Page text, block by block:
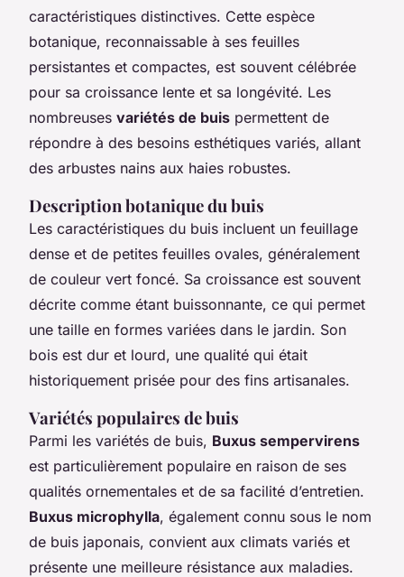
caractéristiques distinctives. Cette espèce
botanique, reconnaissable à ses feuilles
persistantes et compactes, est souvent célébrée
pour sa croissance lente et sa longévité. Les
nombreuses variétés de buis permettent de
répondre à des besoins esthétiques variés, allant
des arbustes nains aux haies robustes.
Description botanique du buis
Les caractéristiques du buis incluent un feuillage
dense et de petites feuilles ovales, généralement
de couleur vert foncé. Sa croissance est souvent
décrite comme étant buissonnante, ce qui permet
une taille en formes variées dans le jardin. Son
bois est dur et lourd, une qualité qui était
historiquement prisée pour des fins artisanales.
Variétés populaires de buis
Parmi les variétés de buis, Buxus sempervirens
est particulièrement populaire en raison de ses
qualités ornementales et de sa facilité d’entretien.
Buxus microphylla, également connu sous le nom
de buis japonais, convient aux climats variés et
présente une meilleure résistance aux maladies.